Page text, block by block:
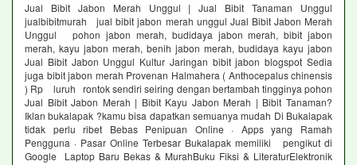
Jual Bibit Jabon Merah Unggul | Jual Bibit Tanaman Unggul
jualbibitmurah jual bibit jabon merah unggul Jual Bibit Jabon Merah
Unggul pohon jabon merah, budidaya jabon merah, bibit jabon
merah, kayu jabon merah, benih jabon merah, budidaya kayu jabon
Jual Bibit Jabon Unggul Kultur Jaringan bibit jabon blogspot Sedia
juga bibit jabon merah Provenan Halmahera ( Anthocepalus chinensis
) Rp luruh rontok sendiri seiring dengan bertambah tingginya pohon
Jual Bibit Jabon Merah | Bibit Kayu Jabon Merah | Bibit Tanaman?
Iklan bukalapak ?kamu bisa dapatkan semuanya mudah Di Bukalapak
tidak perlu ribet Bebas Penipuan Online · Apps yang Ramah
Pengguna · Pasar Online Terbesar Bukalapak memiliki pengikut di
Google Laptop Baru Bekas & MurahBuku Fiksi & LiteraturElektronik